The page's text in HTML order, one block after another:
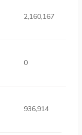
2,160,167
0
936,914